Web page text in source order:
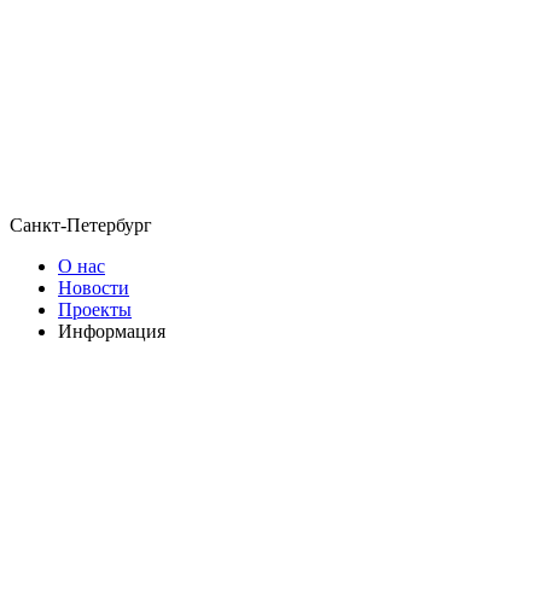
Санкт-Петербург
О нас
Новости
Проекты
Информация